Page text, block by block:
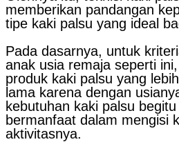
memberikan pandangan
tipe kaki palsu yang ideal
Pada dasarnya, untuk
anak usia remaja seperti
produk kaki palsu yang
lama karena dengan
kebutuhan kaki palsu
bermanfaat dalam mengisi
aktivitasnya.